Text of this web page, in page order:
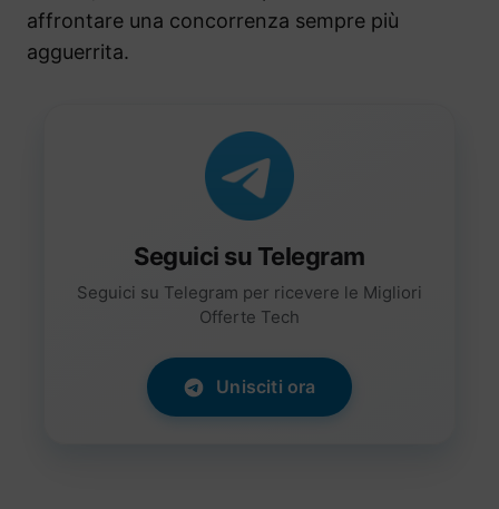
affrontare una concorrenza sempre più
agguerrita.
Seguici su Telegram
Seguici su Telegram per ricevere le Migliori
Offerte Tech
Unisciti ora